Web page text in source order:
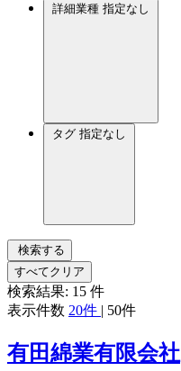
詳細業種 指定なし
タグ 指定なし
検索する
すべてクリア
検索結果: 15 件
表示件数 20件 | 50件
有田綿業有限会社